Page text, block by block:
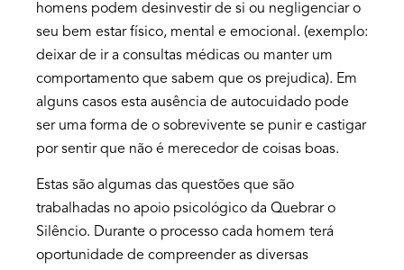
homens podem desinvestir de si ou negligenciar o
seu bem estar físico, mental e emocional. (exemplo:
deixar de ir a consultas médicas ou manter um
comportamento que sabem que os prejudica). Em
alguns casos esta ausência de autocuidado pode
ser uma forma de o sobrevivente se punir e castigar
por sentir que não é merecedor de coisas boas.
Estas são algumas das questões que são
trabalhadas no apoio psicológico da Quebrar o
Silêncio. Durante o processo cada homem terá
oportunidade de compreender as diversas